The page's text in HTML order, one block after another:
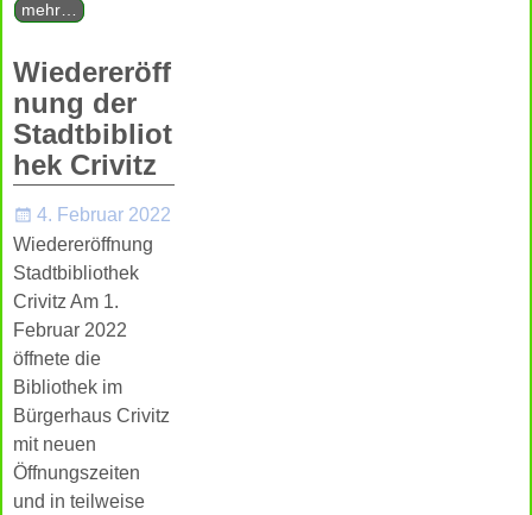
mehr…
Wiedereröff
nung der
Stadtbibliot
hek Crivitz
4. Februar 2022
Wiedereröffnung
Stadtbibliothek
Crivitz Am 1.
Februar 2022
öffnete die
Bibliothek im
Bürgerhaus Crivitz
mit neuen
Öffnungszeiten
und in teilweise